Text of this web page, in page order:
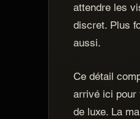
attendre les
discret. Plus
aussi.
Ce détail
arrivé ici pour
de luxe. La